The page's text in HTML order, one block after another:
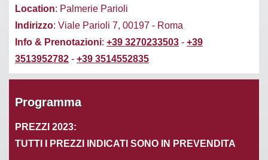
Location: Palmerie Parioli
Indirizzo: Viale Parioli 7, 00197 - Roma
Info & Prenotazioni: +39 3270233503 - +39
3513952782 - +39 3514552835
Programma
PREZZI 2023:
TUTTI I PREZZI INDICATI SONO IN PREVENDITA